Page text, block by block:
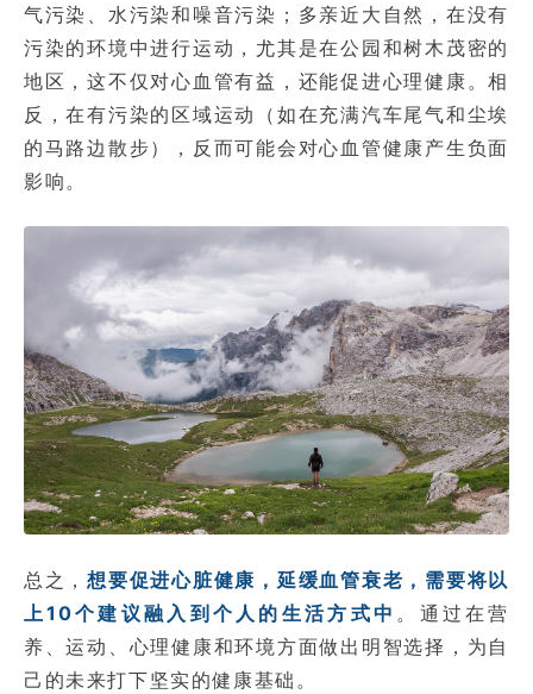
气污染、水污染和噪音污染；多亲近大自然，在没有
污染的环境中进行运动，尤其是在公园和树木茂密的
地区，这不仅对心血管有益，还能促进心理健康。相
反，在有污染的区域运动（如在充满汽车尾气和尘埃
的马路边散步），反而可能会对心血管健康产生负面
影响。
总之，想要促进心脏健康，延缓血管衰老，需要将以
上10个建议融入到个人的生活方式中 。通过在营
养、运动、心理健康和环境方面做出明智选择，为自
己的未来打下坚实的健康基础。